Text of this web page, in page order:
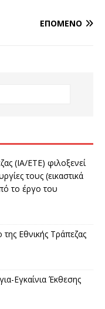
ΕΠΌΜΕΝΟ
(ΙΑ/ΕΤΕ) φιλοξενεί
τους (εικαστικά
το έργο του
Εθνικής Τράπεζας
Εγκαίνια Έκθεσης